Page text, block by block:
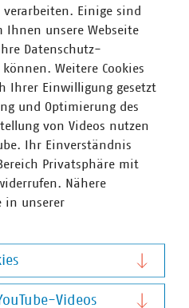
den Wasserhaushalt muss
Fakt ist aber auch,
großen
nicht allein stemmen
des Bund-Länder-
Schritt, um alle Aktivitäten
der Lasten zu
Verein Berliner
(VBKI) erklärt: „Eine sichere
ist insbesondere für das
dürften - gerade im
wie lange
Regenfälle weiter
verarbeiten. Einige sind
unsere Webseite
Datenschutz-
Weitere Cookies
Ihrer Einwilligung gesetzt
und Optimierung des
von Videos nutzen
Ihr Einverständnis
Privatsphäre mit
Nähere
in unserer
Videos